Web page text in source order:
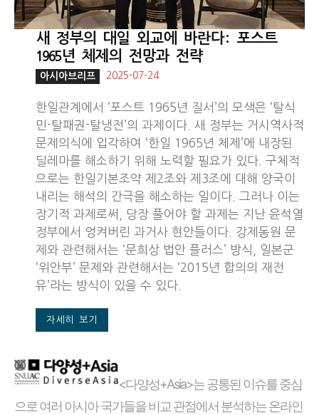
새 정부의 대일 외교에 바란다: 포스트
1965년 체제의 전망과 전략
아시아브리프 2025-07-24
한일관계에서 ‘포스트 1965년 질서’의 모색은 ‘탈식
민-탈패권-탈냉전’의 과제이다. 새 정부는 거시역사적
문제의식에 입각하여 ‘한일 1965년 체제’에 내장된
딜레마를 해소하기 위해 노력할 필요가 있다. 구체적
으로는 한일기본조약 제2조와 제3조에 대해 양국이
내리는 해석의 간극을 해소하는 일이다. 그러나 이는
장기적 과제로써, 당장 풀어야 할 과제는 지난 윤석열
정부에서 엉켜버린 과거사 현안들이다. 강제동원 문
제와 관련해서는 ‘문희상 법안 플러스’ 방식, 일본군
‘위안부’ 문제와 관련해서는 ‘2015년 합의의 재전
유’라는 방식이 있을 수 있다.
자세히 보기
<다양성+Asia>는 공통된 이슈를 중심
으로 여러 아시아 국가들을 비교 관점에서 분석하는 온라인